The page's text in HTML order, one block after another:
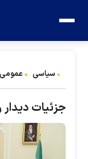
سیاسی عمومی
جزئیات